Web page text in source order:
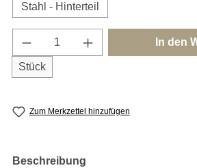
Stahl - Hinterteil
Produkt Anzahl: Gib den
Stück
In den
Zum Merkzettel hinzufügen
Beschreibung